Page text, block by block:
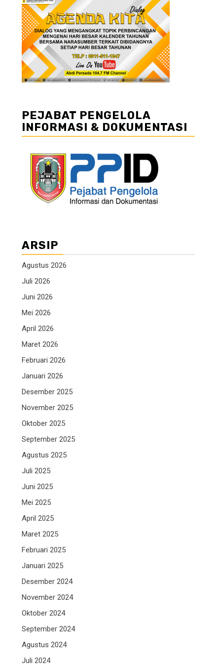
PEJABAT PENGELOLA
INFORMASI & DOKUMENTASI
ARSIP
Agustus 2026
Juli 2026
Juni 2026
Mei 2026
April 2026
Maret 2026
Februari 2026
Januari 2026
Desember 2025
November 2025
Oktober 2025
September 2025
Agustus 2025
Juli 2025
Juni 2025
Mei 2025
April 2025
Maret 2025
Februari 2025
Januari 2025
Desember 2024
November 2024
Oktober 2024
September 2024
Agustus 2024
Juli 2024